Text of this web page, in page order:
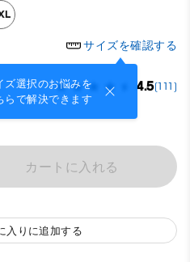
サイズを確認する
ズ選択のお悩みを
らで解決できます
4.5(111)
カートに入れる
入りに追加する